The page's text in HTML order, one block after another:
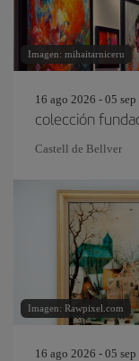
Imagen: mihaitarniceru
16 ago 2026 - 05
colección
Castell de Bellver
Imagen: Rawpixel.com
16 ago 2026 - 05